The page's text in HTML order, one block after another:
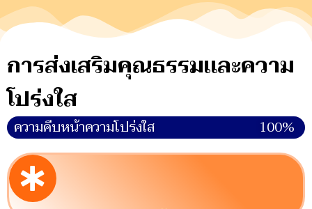
การส่งเสริมคุณธรรมและความ
โปร่งใส
ความคืบหน้าความโปร่งใส 100%